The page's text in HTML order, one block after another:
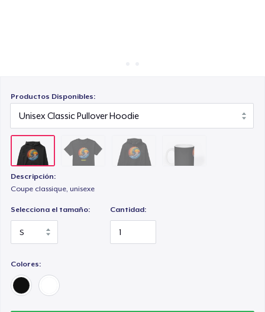
Productos Disponibles:
Descripción:
Coupe classique, unisexe
Selecciona el tamaño: Cantidad:
Colores: